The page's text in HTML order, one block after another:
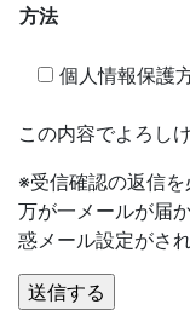
方法
個人情報保護
この内容でよろし
※受信確認の返信を
万が一メールが届
惑メール設定がさ